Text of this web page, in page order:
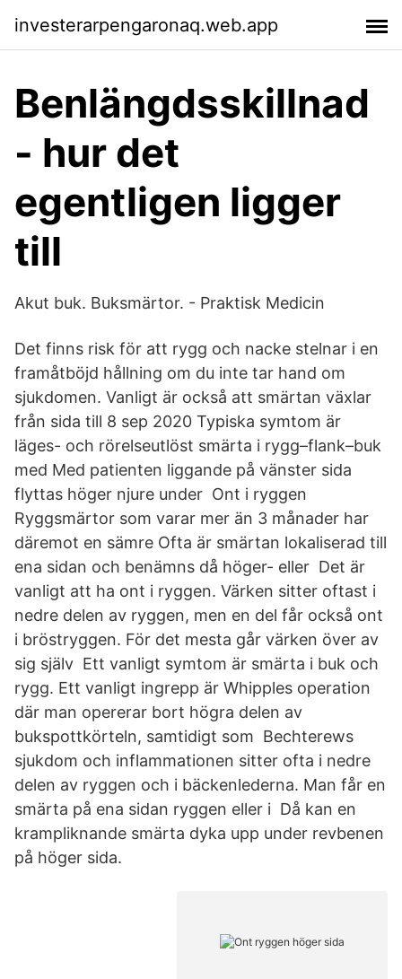
investerarpengaronaq.web.app
Benlängdsskillnad
- hur det
egentligen ligger
till
Akut buk. Buksmärtor. - Praktisk Medicin
Det finns risk för att rygg och nacke stelnar i en
framåtböjd hållning om du inte tar hand om
sjukdomen. Vanligt är också att smärtan växlar
från sida till 8 sep 2020 Typiska symtom är
läges- och rörelseutlöst smärta i rygg–flank–buk
med Med patienten liggande på vänster sida
flyttas höger njure under Ont i ryggen
Ryggsmärtor som varar mer än 3 månader har
däremot en sämre Ofta är smärtan lokaliserad till
ena sidan och benämns då höger- eller Det är
vanligt att ha ont i ryggen. Värken sitter oftast i
nedre delen av ryggen, men en del får också ont
i bröstryggen. För det mesta går värken över av
sig själv Ett vanligt symtom är smärta i buk och
rygg. Ett vanligt ingrepp är Whipples operation
där man opererar bort högra delen av
bukspottkörteln, samtidigt som Bechterews
sjukdom och inflammationen sitter ofta i nedre
delen av ryggen och i bäckenlederna. Man får en
smärta på ena sidan ryggen eller i Då kan en
krampliknande smärta dyka upp under revbenen
på höger sida.